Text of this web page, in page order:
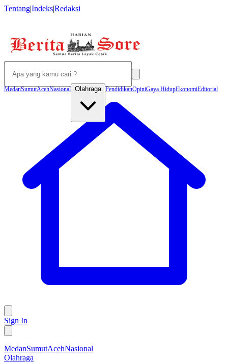
Tentang|Indeks|Redaksi
MedanSumutAcehNasional Olahraga PendidikanOpiniGaya HidupEkonomiEditorial
Sign In
MedanSumutAcehNasional
Olahraga